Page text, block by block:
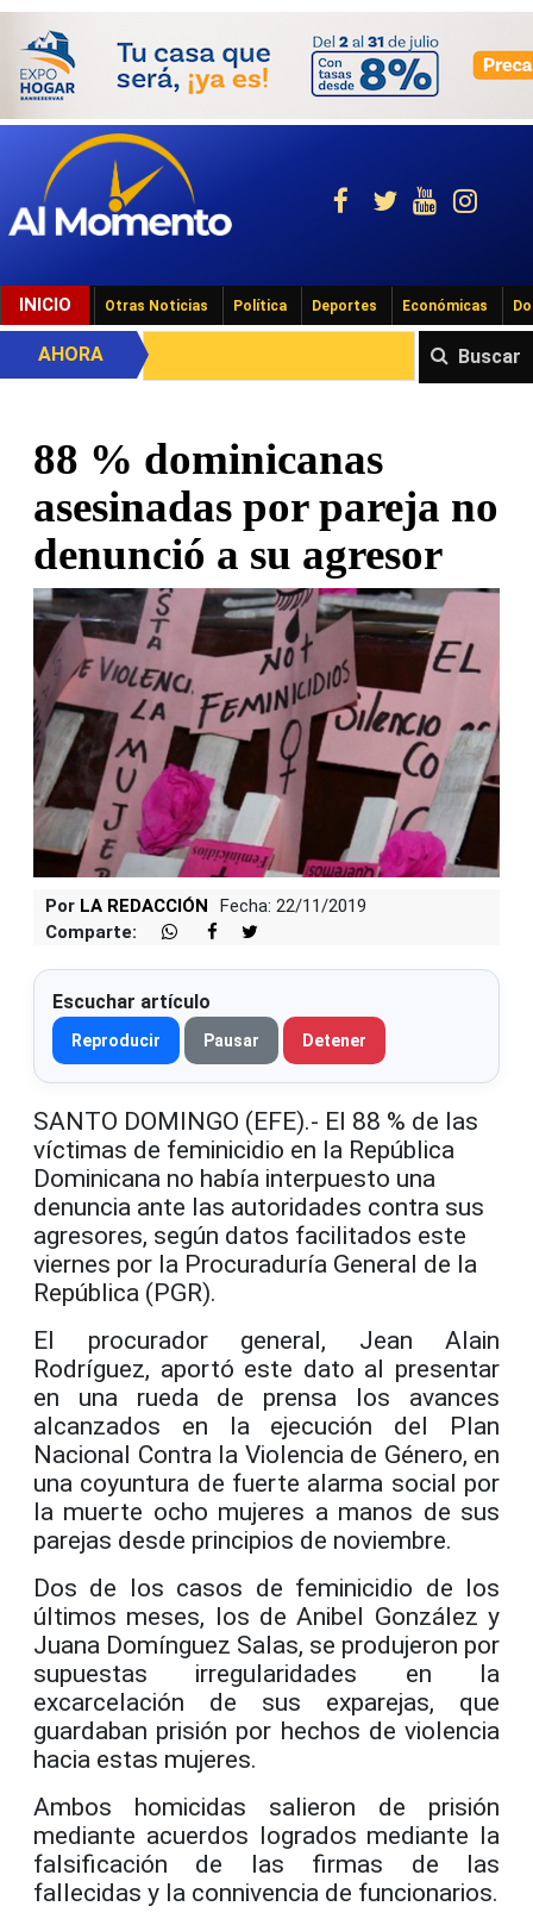
INICIO Otras Noticias Política Deportes Económicas
Buscar
AHORA
88 % dominicanas
asesinadas por pareja no
denunció a su agresor
Por LA REDACCIÓN
Fecha: 22/11/2019
Comparte:
Escuchar artículo
Reproducir Pausar Detener
SANTO DOMINGO (EFE).- El 88 % de las
víctimas de feminicidio en la República
Dominicana no había interpuesto una
denuncia ante las autoridades contra sus
agresores, según datos facilitados este
viernes por la Procuraduría General de la
República (PGR).
El procurador general, Jean Alain
Rodríguez, aportó este dato al presentar
en una rueda de prensa los avances
alcanzados en la ejecución del Plan
Nacional Contra la Violencia de Género, en
una coyuntura de fuerte alarma social por
la muerte ocho mujeres a manos de sus
parejas desde principios de noviembre.
Dos de los casos de feminicidio de los
últimos meses, los de Anibel González y
Juana Domínguez Salas, se produjeron por
supuestas irregularidades en la
excarcelación de sus exparejas, que
guardaban prisión por hechos de violencia
hacia estas mujeres.
Ambos homicidas salieron de prisión
mediante acuerdos logrados mediante la
falsificación de las firmas de las
fallecidas y la connivencia de funcionarios.